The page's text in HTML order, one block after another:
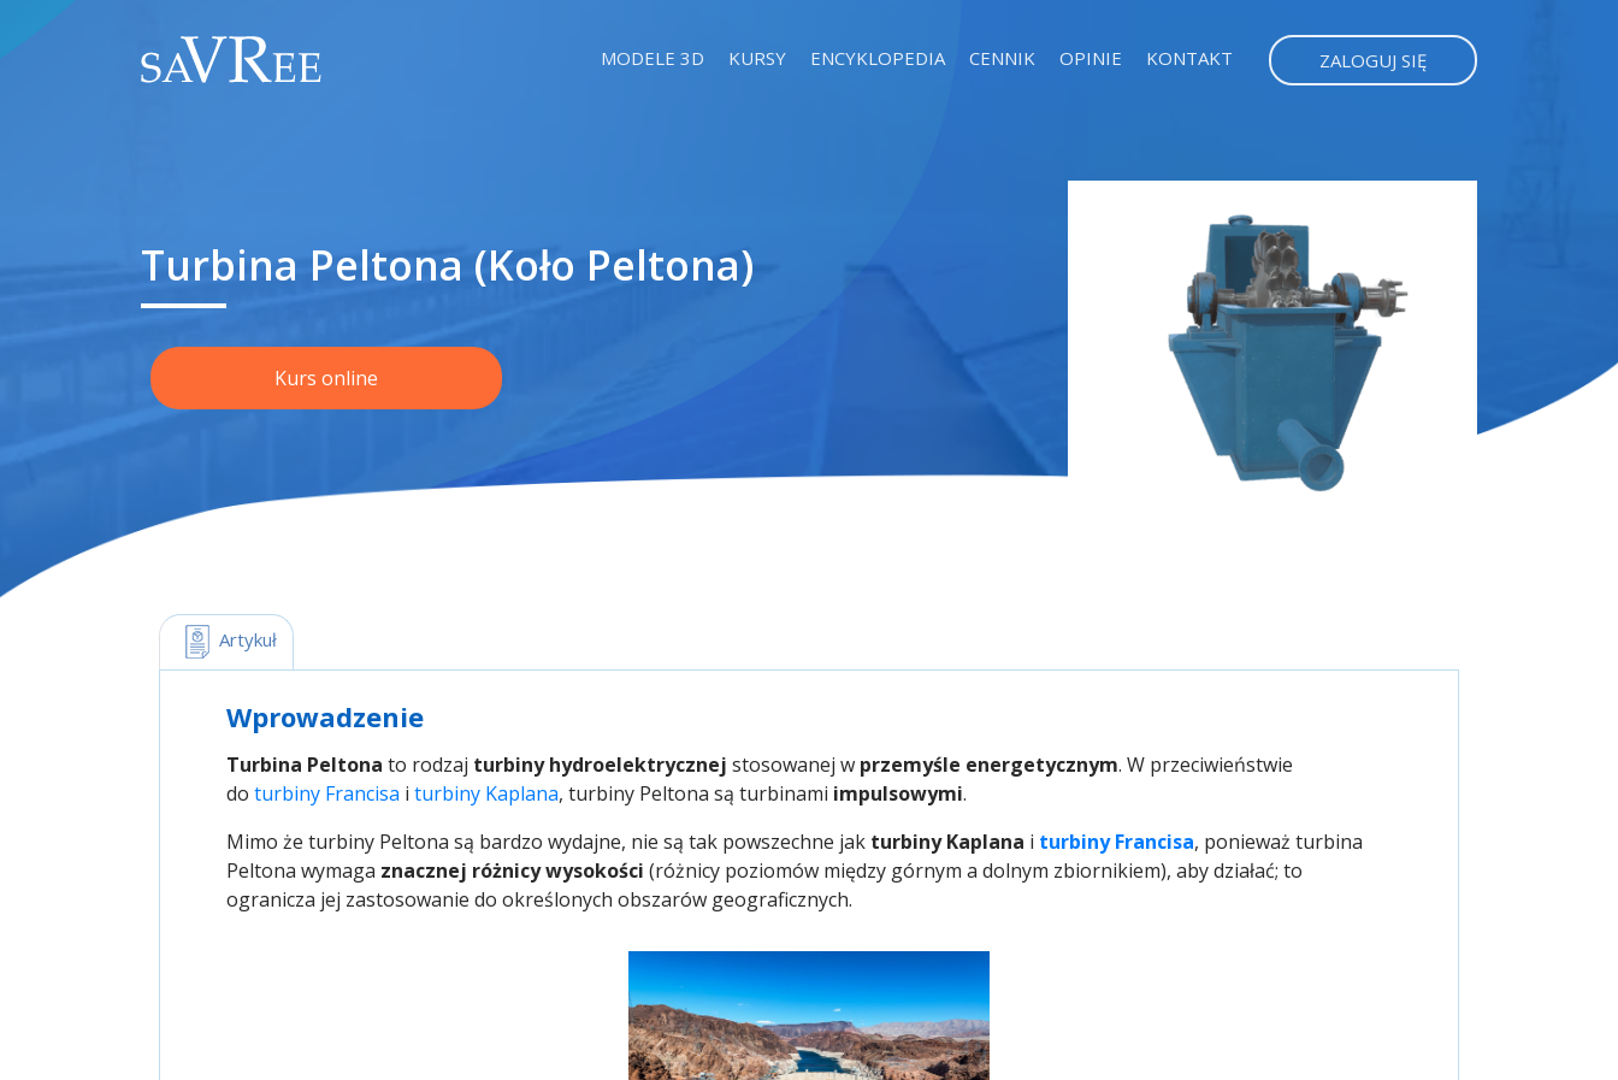
MODELE 3D KURSY ENCYKLOPEDIA CENNIK OPINIE KONTAKT ZALOGUJ SIĘ
Turbina Peltona (Koło Peltona)
Kurs online
Artykuł
Wprowadzenie
Turbina Peltona to rodzaj turbiny hydroelektrycznej stosowanej w przemyśle energetycznym. W przeciwieństwie
do turbiny Francisa i turbiny Kaplana, turbiny Peltona są turbinami impulsowymi.
Mimo że turbiny Peltona są bardzo wydajne, nie są tak powszechne jak turbiny Kaplana i turbiny Francisa, ponieważ turbina
Peltona wymaga znacznej różnicy wysokości (różnicy poziomów między górnym a dolnym zbiornikiem), aby działać; to
ogranicza jej zastosowanie do określonych obszarów geograficznych.